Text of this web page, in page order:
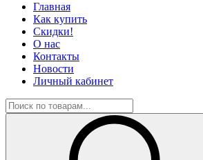
Главная
Как купить
Скидки!
О нас
Контакты
Новости
Личный кабинет